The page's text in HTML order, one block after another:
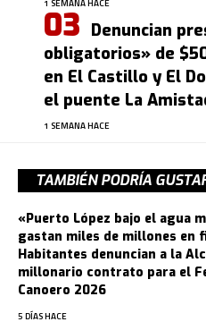
1 SEMANA HACE
Denuncian
obligatorios» de
en El Castillo y El
el puente La
1 SEMANA HACE
TAMBIÉN PODRÍA
«Puerto López bajo el agua
gastan miles de millones en
Habitantes denuncian a la
millonario contrato para el
Canoero 2026
5 DÍAS HACE